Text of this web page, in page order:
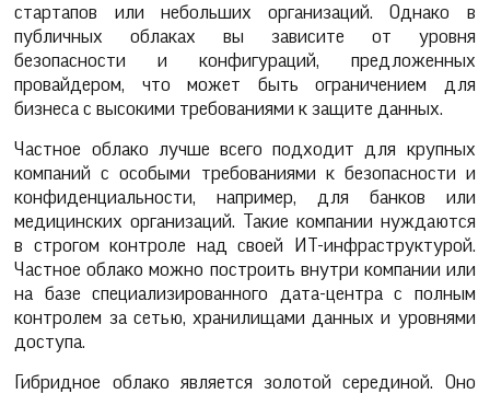
стартапов или небольших организаций. Однако в
публичных облаках вы зависите от уровня
безопасности и конфигураций, предложенных
провайдером, что может быть ограничением для
бизнеса с высокими требованиями к защите данных.
Частное облако лучше всего подходит для крупных
компаний с особыми требованиями к безопасности и
конфиденциальности, например, для банков или
медицинских организаций. Такие компании нуждаются
в строгом контроле над своей ИТ-инфраструктурой.
Частное облако можно построить внутри компании или
на базе специализированного дата-центра с полным
контролем за сетью, хранилищами данных и уровнями
доступа.
Гибридное облако является золотой серединой. Оно